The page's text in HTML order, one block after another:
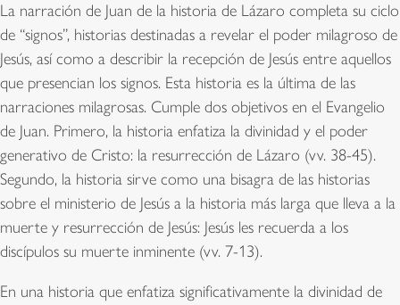
La narración de Juan de la historia de Lázaro completa su ciclo
de “signos”, historias destinadas a revelar el poder milagroso de
Jesús, así como a describir la recepción de Jesús entre aquellos
que presencian los signos. Esta historia es la última de las
narraciones milagrosas. Cumple dos objetivos en el Evangelio
de Juan. Primero, la historia enfatiza la divinidad y el poder
generativo de Cristo: la resurrección de Lázaro (vv. 38-45).
Segundo, la historia sirve como una bisagra de las historias
sobre el ministerio de Jesús a la historia más larga que lleva a la
muerte y resurrección de Jesús: Jesús les recuerda a los
discípulos su muerte inminente (vv. 7-13).
En una historia que enfatiza significativamente la divinidad de